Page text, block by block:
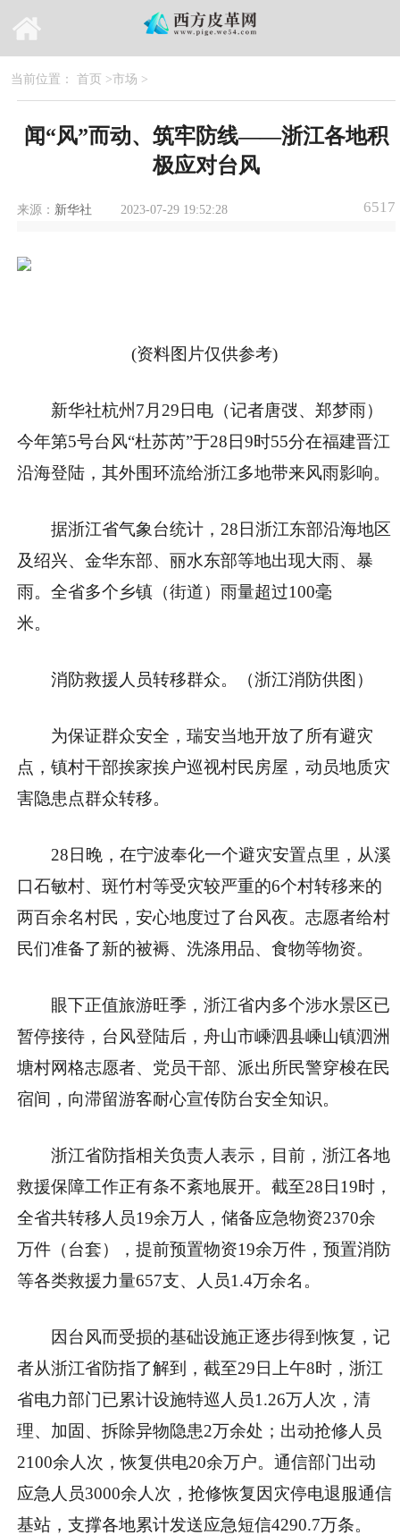
当前位置： 首页 >市场 >
闻“风”而动、筑牢防线——浙江各地积
极应对台风
来源： 新华社 2023-07-29 19:52:28 6517
(资料图片仅供参考)
新华社杭州7月29日电（记者唐弢、郑梦雨）
今年第5号台风“杜苏芮”于28日9时55分在福建晋江
沿海登陆，其外围环流给浙江多地带来风雨影响。
据浙江省气象台统计，28日浙江东部沿海地区
及绍兴、金华东部、丽水东部等地出现大雨、暴
雨。全省多个乡镇（街道）雨量超过100毫
米。
消防救援人员转移群众。（浙江消防供图）
为保证群众安全，瑞安当地开放了所有避灾
点，镇村干部挨家挨户巡视村民房屋，动员地质灾
害隐患点群众转移。
28日晚，在宁波奉化一个避灾安置点里，从溪
口石敏村、斑竹村等受灾较严重的6个村转移来的
两百余名村民，安心地度过了台风夜。志愿者给村
民们准备了新的被褥、洗涤用品、食物等物资。
眼下正值旅游旺季，浙江省内多个涉水景区已
暂停接待，台风登陆后，舟山市嵊泗县嵊山镇泗洲
塘村网格志愿者、党员干部、派出所民警穿梭在民
宿间，向滞留游客耐心宣传防台安全知识。
浙江省防指相关负责人表示，目前，浙江各地
救援保障工作正有条不紊地展开。截至28日19时，
全省共转移人员19余万人，储备应急物资2370余
万件（台套），提前预置物资19余万件，预置消防
等各类救援力量657支、人员1.4万余名。
因台风而受损的基础设施正逐步得到恢复，记
者从浙江省防指了解到，截至29日上午8时，浙江
省电力部门已累计设施特巡人员1.26万人次，清
理、加固、拆除异物隐患2万余处；出动抢修人员
2100余人次，恢复供电20余万户。通信部门出动
应急人员3000余人次，抢修恢复因灾停电退服通信
基站，支撑各地累计发送应急短信4290.7万条。